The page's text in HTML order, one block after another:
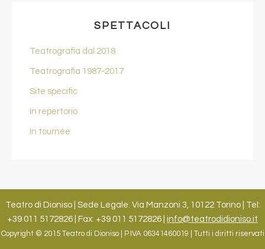
SPETTACOLI
Teatrografia dal 2018
Teatrografia 1987-2017
Site specific
In repertorio
In tournée
Teatro di Dioniso | Sede Legale: Via Manzoni 3, 10122 Torino | Tel:
+39 011 5172826 | Fax: +39 011 5172826 | info@teatrodidioniso.it
Copyright © 2015 Teatro di Dioniso | P.IVA 06341460019 | Tutti i diritti riservati